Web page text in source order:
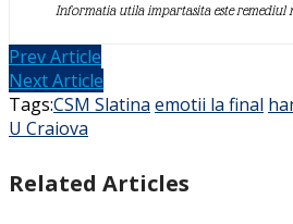
Informatia utila impartasita este
Prev Article
Next Article
Tags:CSM Slatina emotii la final
U Craiova
Related Articles